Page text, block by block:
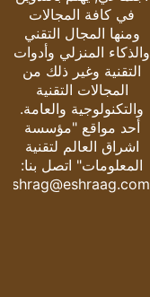
في كافة المجالات
ومنها المجال التقني
والذكاء المنزلي وأدوات
التقنية وغير ذلك من
المجالات التقنية
والتكنولوجية والعامة.
أحد مواقع "مؤسسة
اشراق العالم لتقنية
المعلومات" اتصل بنا:
eshrag@eshraag.com